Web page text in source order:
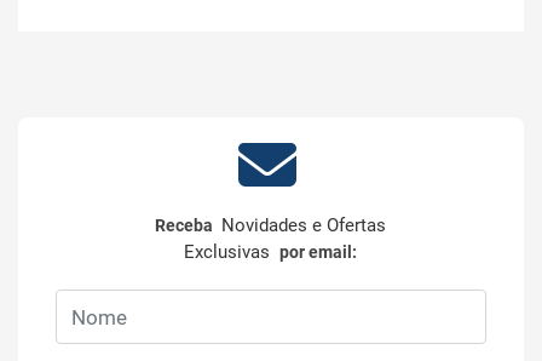
Receba Novidades e Ofertas
Exclusivaspor email: